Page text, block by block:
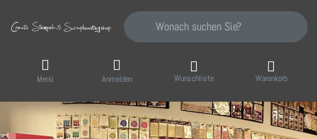
Geben Sie einen Suchbegriff ein. Während
Menü Anmelden Wunschliste Warenkorb